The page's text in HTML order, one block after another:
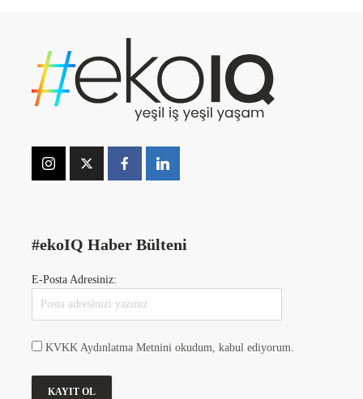
#ekoIQ Haber Bülteni
E-Posta Adresiniz:
KVKK Aydınlatma Metnini okudum, kabul ediyorum.